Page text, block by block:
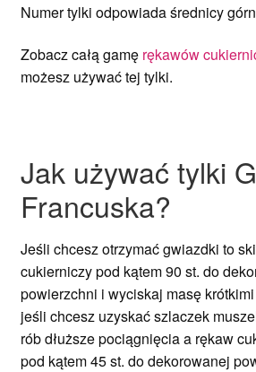
Numer tylki odpowiada średnicy
Zobacz całą gamę rękawów
możesz używać tej tylki.
Jak używać tylki
Francuska?
Jeśli chcesz otrzymać gwiazdki to
cukierniczy pod kątem 90 st. do
powierzchni i wyciskaj masę
jeśli chcesz uzyskać szlaczek
rób dłuższe pociągnięcia a rękaw
pod kątem 45 st. do dekorowanej